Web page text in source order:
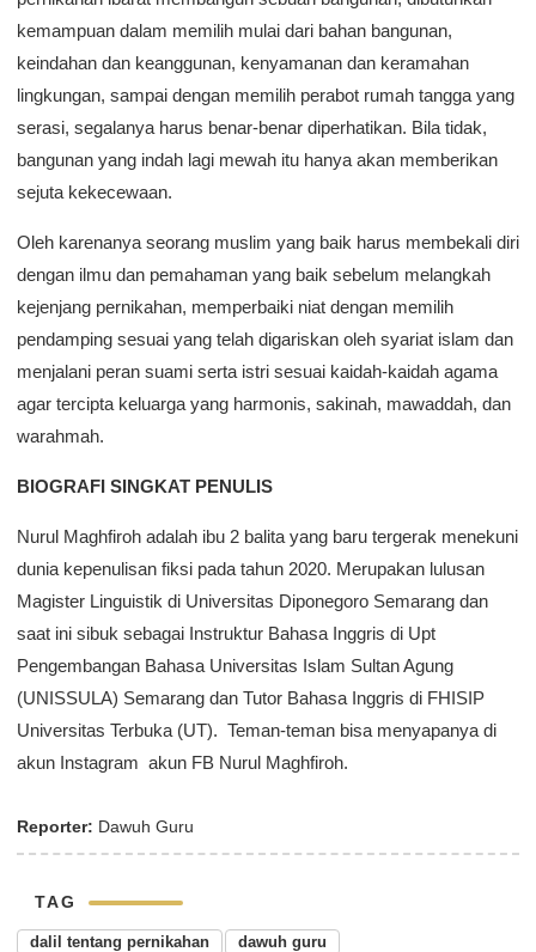
kemampuan dalam memilih mulai dari bahan bangunan,
keindahan dan keanggunan, kenyamanan dan keramahan
lingkungan, sampai dengan memilih perabot rumah tangga yang
serasi, segalanya harus benar-benar diperhatikan. Bila tidak,
bangunan yang indah lagi mewah itu hanya akan memberikan
sejuta kekecewaan.
Oleh karenanya seorang muslim yang baik harus membekali diri
dengan ilmu dan pemahaman yang baik sebelum melangkah
kejenjang pernikahan, memperbaiki niat dengan memilih
pendamping sesuai yang telah digariskan oleh syariat islam dan
menjalani peran suami serta istri sesuai kaidah-kaidah agama
agar tercipta keluarga yang harmonis, sakinah, mawaddah, dan
warahmah.
BIOGRAFI SINGKAT PENULIS
Nurul Maghfiroh adalah ibu 2 balita yang baru tergerak menekuni
dunia kepenulisan fiksi pada tahun 2020. Merupakan lulusan
Magister Linguistik di Universitas Diponegoro Semarang dan
saat ini sibuk sebagai Instruktur Bahasa Inggris di Upt
Pengembangan Bahasa Universitas Islam Sultan Agung
(UNISSULA) Semarang dan Tutor Bahasa Inggris di FHISIP
Universitas Terbuka (UT). Teman-teman bisa menyapanya di
akun Instagram akun FB Nurul Maghfiroh.
Reporter: Dawuh Guru
TAG
dalil tentang pernikahan
dawuh guru